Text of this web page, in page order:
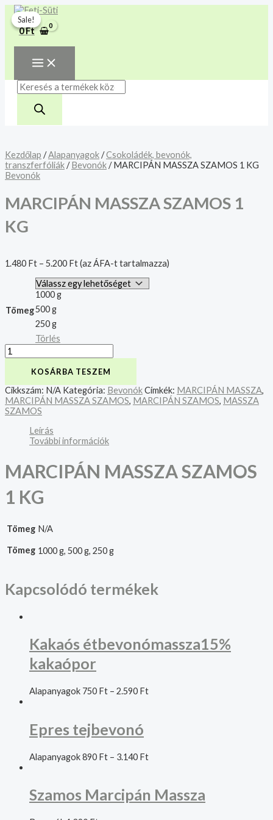
Skip
to
content
0Ft
MAIN
MENU
Products
search
Kezdőlap /Alapanyagok/Csokoládék, bevonók,
transzferfóliák/Bevonók/ MARCIPÁN MASSZA SZAMOS 1 KG
Bevonók
MARCIPÁN MASSZA SZAMOS 1
KG
1.480 Ft – 5.200 Ft(az ÁFA-t tartalmazza)
Tömeg
1000 g
500 g
250 g
Törlés
MARCIPÁN
MASSZA
SZAMOS
KG
mennyiség
KOSÁRBA TESZEM
Cikkszám: N/A Kategória: BevonókCímkék: MARCIPÁN MASSZA,
MARCIPÁN MASSZA SZAMOS, MARCIPÁN SZAMOS, MASSZA
SZAMOS
Leírás
További információk
MARCIPÁN MASSZA SZAMOS
1 KG
Tömeg N/A
Tömeg 1000 g, 500 g, 250 g
Kapcsolódó termékek
Sale!
Sale!
Kakaós étbevonómassza15%
kakaópor
Alapanyagok 750 Ft – 2.590 Ft
Epres tejbevonó
Alapanyagok890 Ft – 3.140 Ft
Szamos Marcipán Massza
A mélyhűtött termékeket
csakis saját felelősségre
adjuk át futárszolgálatnak,
tekintettel a feloldási időre.